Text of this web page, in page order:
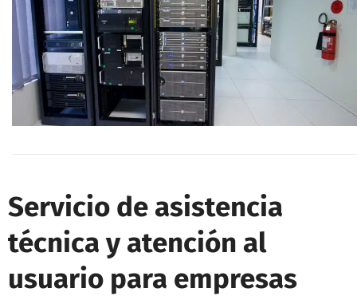
Servicio de asistencia
técnica y atención al
usuario para empresas